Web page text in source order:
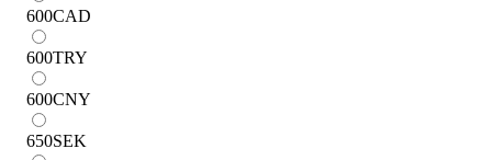
600CAD
600TRY
600CNY
650SEK